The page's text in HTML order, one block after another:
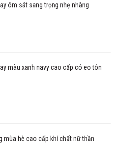
ôm sát sang trọng nhẹ nhàng
màu xanh navy cao cấp có eo tôn
mùa hè cao cấp khí chất nữ thần